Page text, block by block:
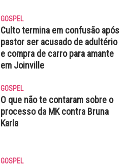
GOSPEL
Culto termina em confusão após
pastor ser acusado de adultério
e compra de carro para amante
em Joinville
GOSPEL
O que não te contaram sobre o
processo da MK contra Bruna
Karla
GOSPEL